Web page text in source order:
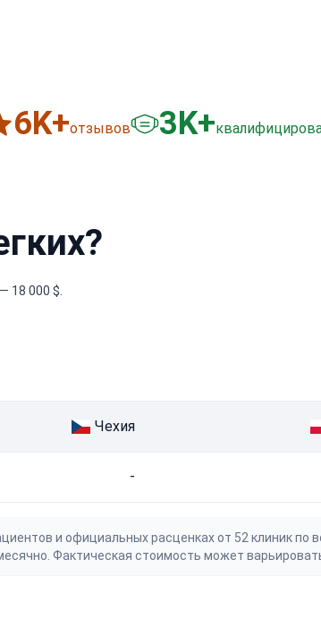
6K+отзывов 3K+
18 000 $.
Чехия
-
и официальных расценках от 52 клиник по
Фактическая стоимость может